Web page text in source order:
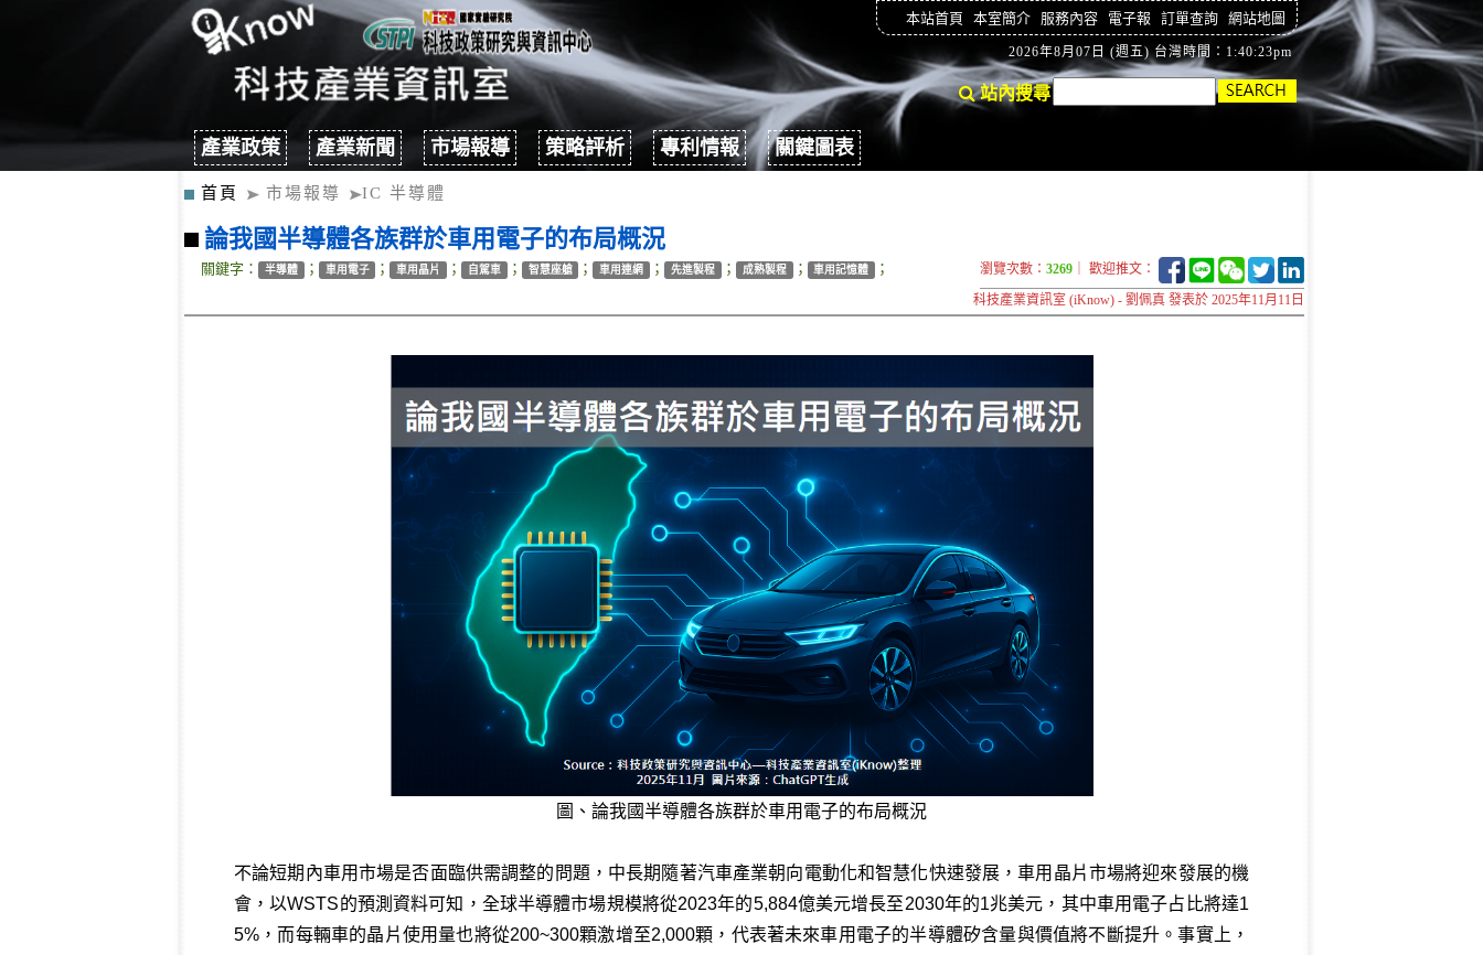
本站首頁 本室簡介 服務內容 電子報 訂單查詢 網站地圖
2026年8月07日 (週五) 台灣時間：1:40:24pm
站內搜尋
產業政策 產業新聞 市場報導 策略評析 專利情報 關鍵圖表
首頁 市場報導 IC 半導體
論我國半導體各族群於車用電子的布局概況
關鍵字： 半導體 ； 車用電子 ； 車用晶片 ； 自駕車 ； 智慧座艙 ； 車用連網 ； 先進製程 ； 成熟製程 ； 車用記憶體 ； 瀏覽次數： 3269 ｜ 歡迎推文：
科技產業資訊室 (iKnow) - 劉佩真 發表於 2025年11月11日
圖、論我國半導體各族群於車用電子的布局概況
不論短期內車用市場是否面臨供需調整的問題，中長期隨著汽車產業朝向電動化和智慧化快速發展，車用晶片市場將迎來發展的機
會，以WSTS的預測資料可知，全球半導體市場規模將從2023年的5,884億美元增長至2030年的1兆美元，其中車用電子占比將達1
5%，而每輛車的晶片使用量也將從200~300顆激增至2,000顆，代表著未來車用電子的半導體矽含量與價值將不斷提升。事實上，